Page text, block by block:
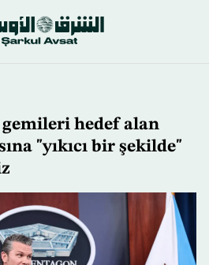
hedef alan
"yıkıcı bir şekilde"